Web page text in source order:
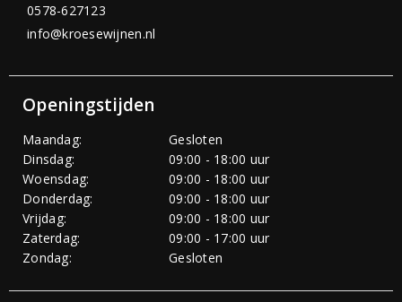
0578-627123
info@kroesewijnen.nl
Openingstijden
Maandag:
Gesloten
Dinsdag:
09:00 - 18:00 uur
Woensdag:
09:00 - 18:00 uur
Donderdag:
09:00 - 18:00 uur
Vrijdag:
09:00 - 18:00 uur
Zaterdag:
09:00 - 17:00 uur
Zondag:
Gesloten